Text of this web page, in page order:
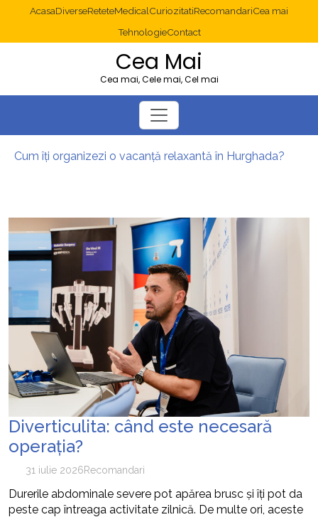
AcasaDiverseReteteMedicalCuriozitatiRecomandariCea mai
TehnologieContact
Cea Mai
Cea mai, Cele mai, Cel mai
Cum îți organizezi o vacanță relaxantă în Hurghada?
Diverticulita: când este necesară operația?
Diverticulita: când este necesară
operația?
31 iulie 2026Recomandari
Durerile abdominale severe pot apărea brusc și îți pot da
peste cap întreaga activitate zilnică. De multe ori, aceste